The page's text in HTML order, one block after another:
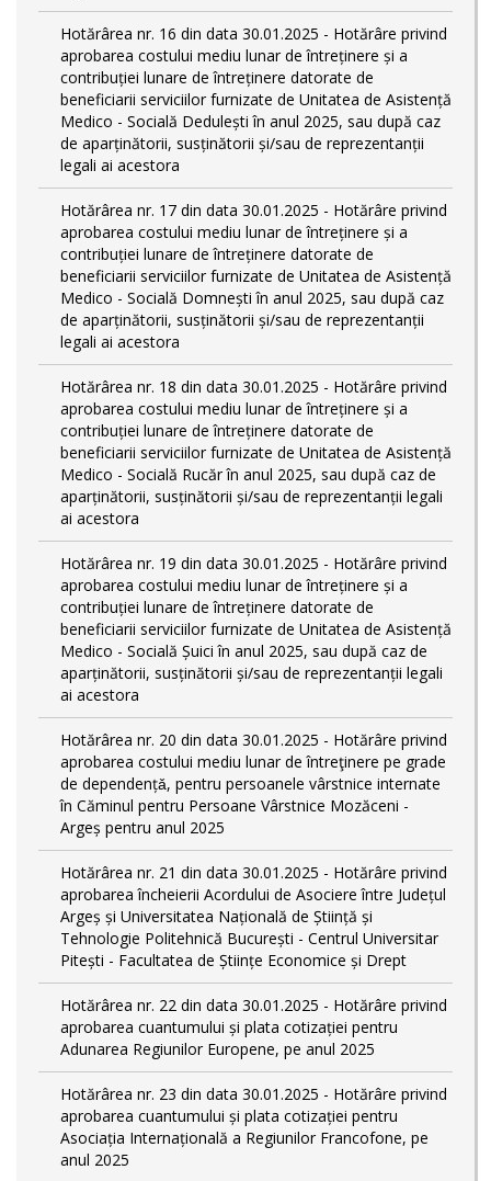
Hotărârea nr. 16 din data 30.01.2025 - Hotărâre privind
aprobarea costului mediu lunar de întreținere și a
contribuției lunare de întreținere datorate de
beneficiarii serviciilor furnizate de Unitatea de Asistență
Medico - Socială Dedulești în anul 2025, sau după caz
de aparținătorii, susținătorii și/sau de reprezentanții
legali ai acestora
Hotărârea nr. 17 din data 30.01.2025 - Hotărâre privind
aprobarea costului mediu lunar de întreținere și a
contribuției lunare de întreținere datorate de
beneficiarii serviciilor furnizate de Unitatea de Asistență
Medico - Socială Domnești în anul 2025, sau după caz
de aparținătorii, susținătorii și/sau de reprezentanții
legali ai acestora
Hotărârea nr. 18 din data 30.01.2025 - Hotărâre privind
aprobarea costului mediu lunar de întreținere și a
contribuției lunare de întreținere datorate de
beneficiarii serviciilor furnizate de Unitatea de Asistență
Medico - Socială Rucăr în anul 2025, sau după caz de
aparținătorii, susținătorii și/sau de reprezentanții legali
ai acestora
Hotărârea nr. 19 din data 30.01.2025 - Hotărâre privind
aprobarea costului mediu lunar de întreținere și a
contribuției lunare de întreținere datorate de
beneficiarii serviciilor furnizate de Unitatea de Asistență
Medico - Socială Șuici în anul 2025, sau după caz de
aparținătorii, susținătorii și/sau de reprezentanții legali
ai acestora
Hotărârea nr. 20 din data 30.01.2025 - Hotărâre privind
aprobarea costului mediu lunar de întreţinere pe grade
de dependențǎ, pentru persoanele vârstnice internate
în Căminul pentru Persoane Vârstnice Mozăceni -
Argeș pentru anul 2025
Hotărârea nr. 21 din data 30.01.2025 - Hotărâre privind
aprobarea încheierii Acordului de Asociere între Județul
Argeș și Universitatea Națională de Știință și
Tehnologie Politehnică București - Centrul Universitar
Pitești - Facultatea de Științe Economice și Drept
Hotărârea nr. 22 din data 30.01.2025 - Hotărâre privind
aprobarea cuantumului și plata cotizației pentru
Adunarea Regiunilor Europene, pe anul 2025
Hotărârea nr. 23 din data 30.01.2025 - Hotărâre privind
aprobarea cuantumului și plata cotizației pentru
Asociația Internațională a Regiunilor Francofone, pe
anul 2025